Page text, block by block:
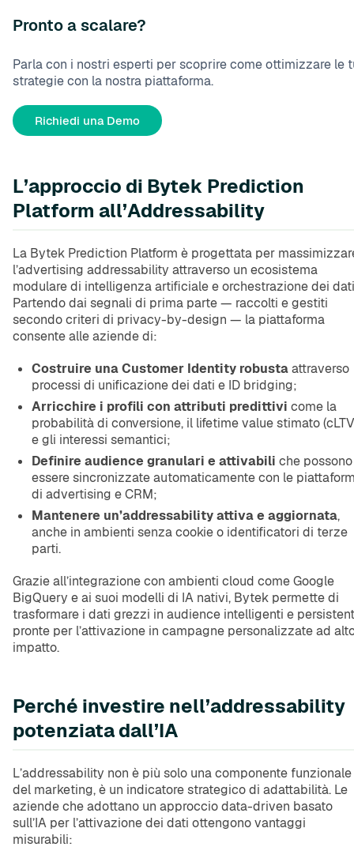
Pronto a scalare?
Parla con i nostri esperti per scoprire come ottimizzare le
strategie con la nostra piattaforma.
Richiedi una Demo
L’approccio di Bytek Prediction
Platform all’Addressability
La Bytek Prediction Platform è progettata per
l’advertising addressability attraverso un ecosistema
modulare di intelligenza artificiale e orchestrazione dei
Partendo dai segnali di prima parte — raccolti e gestiti
secondo criteri di privacy-by-design — la piattaforma
consente alle aziende di:
Costruire una Customer Identity robustaattraverso
processi di unificazione dei dati e ID bridging;
Arricchire i profili con attributi predittivi come la
probabilità di conversione, il lifetime value stimato
e gli interessi semantici;
Definire audience granulari e attivabili che possono
essere sincronizzate automaticamente con le
di advertising e CRM;
Mantenere un’addressability attiva e aggiornata,
anche in ambienti senza cookie o identificatori di terze
parti.
Grazie all’integrazione con ambienti cloud come Google
BigQuery e ai suoi modelli di IA nativi, Bytek permette di
trasformare i dati grezzi in audience intelligenti e
pronte per l’attivazione in campagne personalizzate ad
impatto.
Perché investire nell’addressability
potenziata dall’IA
L’addressability non è più solo una componente funzionale
del marketing, è un indicatore strategico di adattabilità. Le
aziende che adottano un approccio data-driven basato
sull’IA per l’attivazione dei dati ottengono vantaggi
misurabili: